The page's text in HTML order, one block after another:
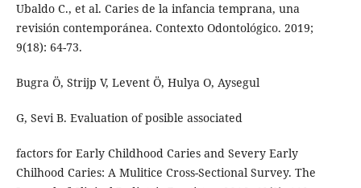
Ubaldo C., et al. Caries de la infancia temprana, una
revisión contemporánea. Contexto Odontológico. 2019;
9(18): 64-73.
Bugra Ö, Strijp V, Levent Ö, Hulya O, Aysegul
G, Sevi B. Evaluation of posible associated
factors for Early Childhood Caries and Severy Early
Chilhood Caries: A Mulitice Cross-Sectional Survey. The